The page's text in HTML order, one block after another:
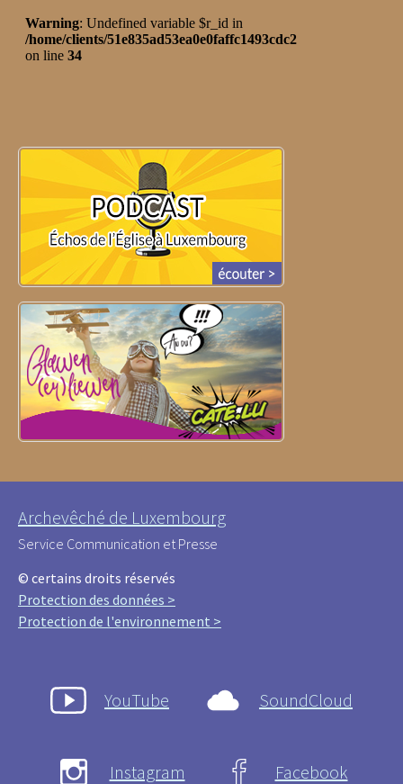
Archevêché de Luxembourg
Service Communication et Presse
© certains droits réservés
Protection des données >
Protection de l'environnement >
YouTube SoundCloud
Instagram Facebook